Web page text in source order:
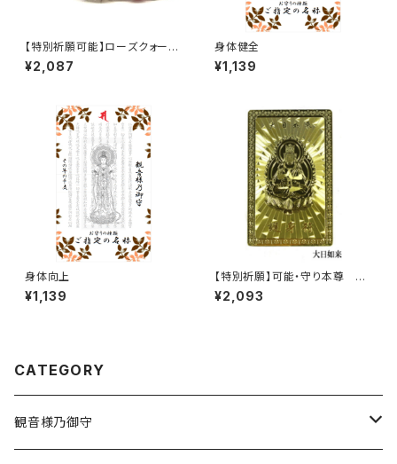
【特別祈願可能】ローズクォーツ
シェルパール クラック水晶 パワ
ーストーンブレスレット NS_D1-
¥2,087
身体健全
¥1,139
身体向上
¥1,139
【特別祈願】可能・守り本尊 護
身護符 未(ひつじ)年 大日如
来 お守り 護符 ご利益【お届ま
¥2,093
CATEGORY
観音様乃御守